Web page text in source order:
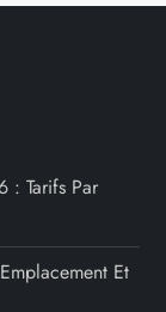
: Tarifs Par
Et